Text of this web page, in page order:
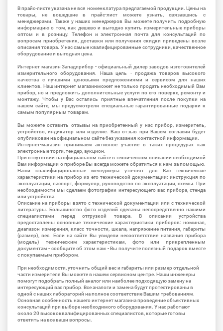
В прайс-листе указана не вся номенклатура предлагаемой продукции. Цены на
товары, не вошедшие в прайс-лист можете узнать, связавшись с
менеджерами. Также у наших менеджеров Вы можете получить подробную
информацию о том, как дешево и выгодно купить измерительные приборы
оптом и в розницу. Телефон и электронная почта для консультаций по
вопросам приобретения, доставки или получения скидки приведены возле
описания товара. У нас самые квалифицированные сотрудники, качественное
оборудование и выгодная цена.
Интернет магазин Западприбор - официальный дилер заводов изготовителей
измерительного оборудования. Наша цель - продажа товаров высокого
качества с лучшими ценовыми предложениями и сервисом для наших
клиентов. Наш интернет магазинможет не только продать необходимый Вам
прибор, но и предложить дополнительные услуги по его поверке, ремонту и
монтажу. Чтобы у Вас остались приятные впечатления после покупки на
нашем сайте, мы предусмотрели специальные гарантированные подарки к
самым популярным товарам.
Вы можете оставить отзывы на приобретенный у нас прибор, измеритель,
устройство, индикатор или изделие. Ваш отзыв при Вашем согласии будет
опубликован на официальном сайте без указания контактной информации.
Интернет-магазин принимаем активное участие в таких процедурах как
электронные торги, тендер, аукцион.
При отсутствии на официальном сайте в техническом описании необходимой
Вам информации о приборе Вы всегда можете обратиться к нам за помощью.
Наши квалифицированные менеджеры уточнят для Вас технические
характеристики на прибор из его технической документации: инструкция по
эксплуатации, паспорт, формуляр, руководство по эксплуатации, схемы. При
необходимости мы сделаем фотографии интересующего вас прибора, стенда
или устройства.
Описание на приборы взято с технической документации или с технической
литературы. Большинство фото изделий сделаны непосредственно нашими
специалистами перед отгрузкой товара. В описании устройства
предоставлены основные технические характеристики приборов: номинал,
диапазон измерения, класс точности, шкала, напряжение питания, габариты
(размер), вес. Если на сайте Вы увидели несоответствие названия прибора
(модель) техническим характеристикам, фото или прикрепленным
документам - сообщите об этом нам - Вы получите полезный подарок вместе
с покупаемым прибором.
При необходимости, уточнить общий вес и габариты или размер отдельной
части измерителя Вы можете в нашем сервисном центре. Наши инженеры
помогут подобрать полный аналог или наиболее подходящую замену на
интересующий вас прибор. Все аналоги и замена будут протестированы в
одной с наших лабораторий на полное соответствие Вашим требованиям.
Основная особенность нашего интернет магазина проведение объективных
консультаций при выборе необходимого оборудования. У нас работают
около 20 высококвалифицированных специалистов, которые готовы
ответить на все ваши вопросы.